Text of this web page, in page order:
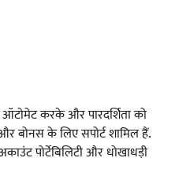
करके और पारदर्शिता को
बोनस के लिए सपोर्ट शामिल हैं.
पोर्टेबिलिटी और धोखाधड़ी